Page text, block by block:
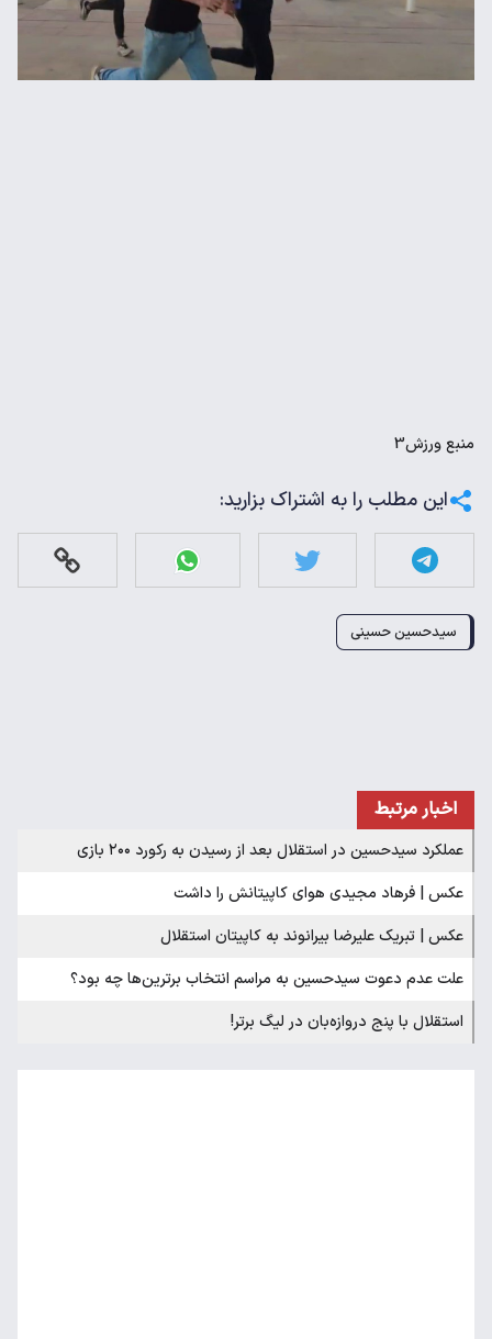
منبعورزش3
این مطلب را به اشتراک بزارید:
سیدحسین حسینی
اخبار مرتبط
عملکرد سیدحسین در استقلال بعد از رسیدن به رکورد ۲۰۰ بازی
عکس | فرهاد مجیدی هوای کاپیتانش را داشت
عکس | تبریک علیرضا بیرانوند به کاپیتان استقلال
علت عدم دعوت سیدحسین به مراسم انتخاب برترین‌ها چه بود؟
استقلال با پنج دروازه‌بان در لیگ برتر!